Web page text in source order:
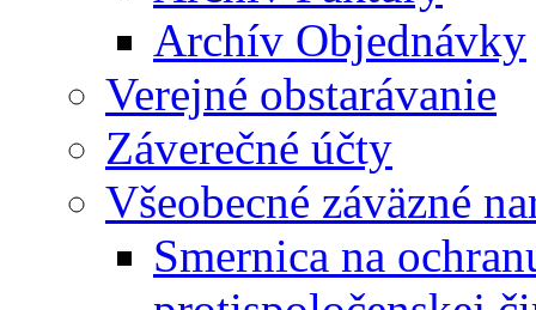
Archív Objednávky
Verejné obstarávanie
Záverečné účty
Všeobecné záväzné
Smernica na